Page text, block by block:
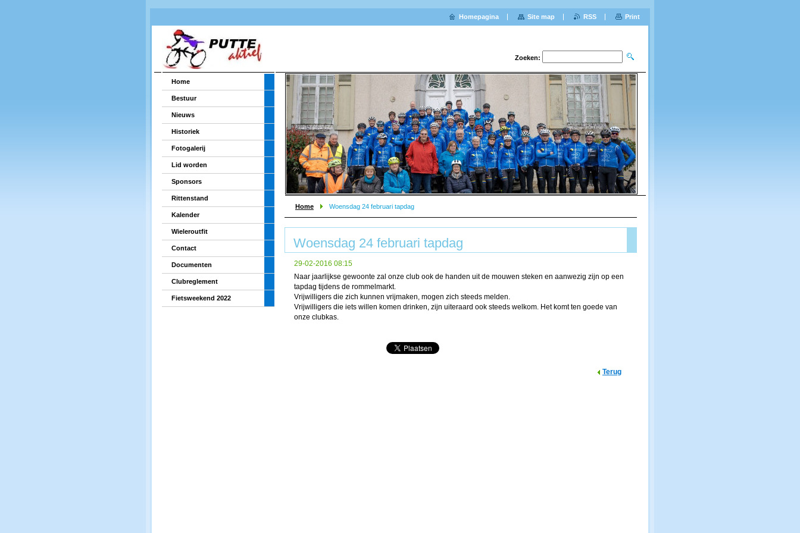
Zoeken:
Home Woensdag 24 februari tapdag
Woensdag 24 februari tapdag
29-02-2016 08:15
Naar jaarlijkse gewoonte zal onze club ook de handen uit de mouwen steken en aanwezig zijn op een
tapdag tijdens de rommelmarkt.
Vrijwilligers die zich kunnen vrijmaken, mogen zich steeds melden.
Vrijwilligers die iets willen komen drinken, zijn uiteraard ook steeds welkom. Het komt ten goede van
onze clubkas.
Terug
Home
Bestuur
Nieuws
Historiek
Fotogalerij
Lid worden
Sponsors
Rittenstand
Kalender
Wieleroutfit
Contact
Documenten
Clubreglement
Fietsweekend 2022
Homepagina Site map RSS Print